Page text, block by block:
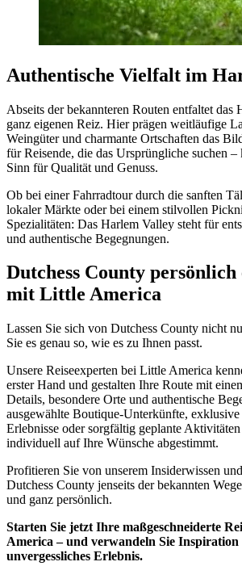
Authentische Vielfalt im
Abseits der bekannteren Routen entfaltet das
ganz eigenen Reiz. Hier prägen weitläufige
Weingüter und charmante Ortschaften das
für Reisende, die das Ursprüngliche suchen
Sinn für Qualität und Genuss.
Ob bei einer Fahrradtour durch die sanften
lokaler Märkte oder bei einem stilvollen
Spezialitäten: Das Harlem Valley steht für
und authentische Begegnungen.
Dutchess County persönlich
mit Little America
Lassen Sie sich von Dutchess County nicht
Sie es genau so, wie es zu Ihnen passt.
Unsere Reiseexperten bei Little America
erster Hand und gestalten Ihre Route mit
Details, besondere Orte und authentische
ausgewählte Boutique-Unterkünfte,
Erlebnisse oder sorgfältig geplante
individuell auf Ihre Wünsche abgestimmt.
Profitieren Sie von unserem Insiderwissen
Dutchess County jenseits der bekannten
und ganz persönlich.
Starten Sie jetzt Ihre maßgeschneiderte
America – und verwandeln Sie Inspiration
unvergessliches Erlebnis.